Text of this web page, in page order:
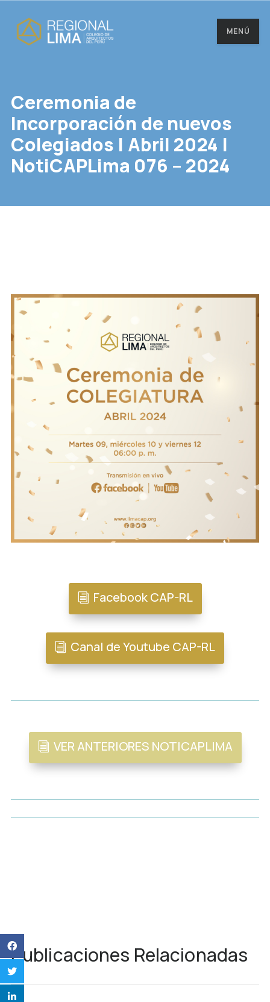
MENÚ
Ceremonia de
Incorporación de nuevos
Colegiados | Abril 2024 |
NotiCAPLima 076 – 2024
Facebook CAP-RL
Canal de Youtube CAP-RL
VER ANTERIORES NOTICAPLIMA
Publicaciones Relacionadas